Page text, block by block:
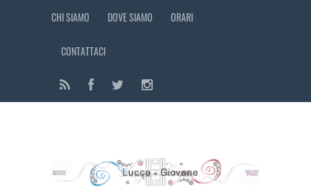
CHI SIAMO DOVE SIAMO ORARI
CONTATTACI